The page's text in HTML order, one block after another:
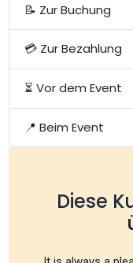
📝 Zur Buchung
💳 Zur Bezahlung
⏳ Vor dem Event
📍 Beim Event
Diese